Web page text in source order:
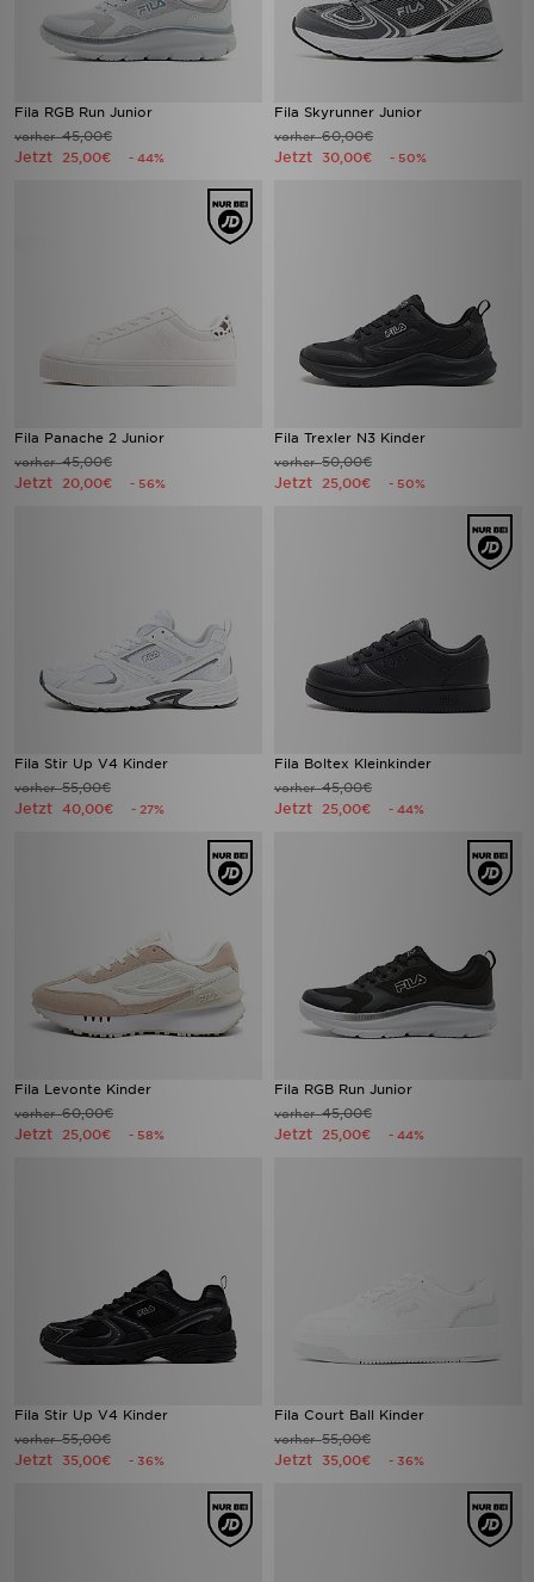
Fila RGB Run Junior
vorher45,00€
Jetzt 25,00€ - 44%
Fila Skyrunner Junior
vorher60,00€
Jetzt 30,00€ - 50%
Fila Panache 2 Junior
vorher45,00€
Jetzt 20,00€ - 56%
Fila Trexler N3 Kinder
vorher50,00€
Jetzt 25,00€ - 50%
Fila Stir Up V4 Kinder
vorher55,00€
Jetzt 40,00€ - 27%
Fila Boltex Kleinkinder
vorher45,00€
Jetzt 25,00€ - 44%
Fila Levonte Kinder
vorher60,00€
Jetzt 25,00€ - 58%
Fila RGB Run Junior
vorher45,00€
Jetzt 25,00€ - 44%
Fila Stir Up V4 Kinder
vorher55,00€
Jetzt 35,00€ - 36%
Fila Court Ball Kinder
vorher55,00€
Jetzt 35,00€ - 36%